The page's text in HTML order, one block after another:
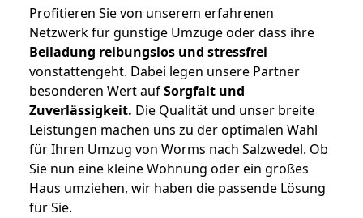
Profitieren Sie von unserem erfahrenen
Netzwerk für günstige Umzüge oder dass ihre
Beiladung reibungslos und stressfrei
vonstattengeht. Dabei legen unsere Partner
besonderen Wert aufSorgfalt und
Zuverlässigkeit. Die Qualität und unser breite
Leistungen machen uns zu der optimalen Wahl
für Ihren Umzug von Worms nach Salzwedel. Ob
Sie nun eine kleine Wohnung oder ein großes
Haus umziehen, wir haben die passende Lösung
für Sie.